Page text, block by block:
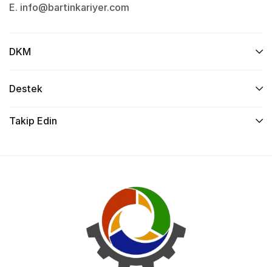
E. info@bartinkariyer.com
DKM
Destek
Takip Edin